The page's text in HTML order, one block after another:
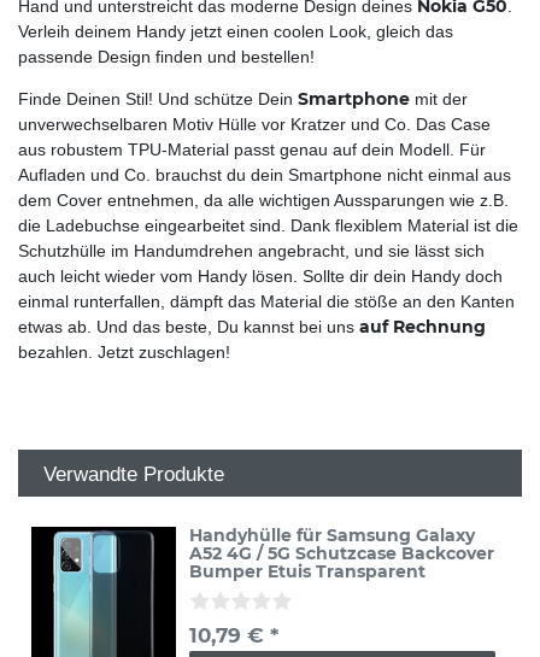
Hand und unterstreicht das moderne Design deines Nokia G50
Verleih deinem Handy jetzt einen coolen Look, gleich das
passende Design finden und bestellen!
Finde Deinen Stil! Und schütze Dein Smartphone mit der
unverwechselbaren Motiv Hülle vor Kratzer und Co. Das Case
aus robustem TPU-Material passt genau auf dein Modell. Für
Aufladen und Co. brauchst du dein Smartphone nicht einmal aus
dem Cover entnehmen, da alle wichtigen Aussparungen wie z.B.
die Ladebuchse eingearbeitet sind. Dank flexiblem Material ist die
Schutzhülle im Handumdrehen angebracht, und sie lässt sich
auch leicht wieder vom Handy lösen. Sollte dir dein Handy doch
einmal runterfallen, dämpft das Material die stöße an den Kanten
etwas ab. Und das beste, Du kannst bei uns auf Rechnung
bezahlen. Jetzt zuschlagen!
Verwandte Produkte
Handyhülle für Samsung Galaxy
A52 4G / 5G Schutzcase Backcover
Bumper Etuis Transparent
10,79 € *